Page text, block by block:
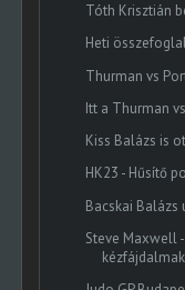
Tóth Krisztián
Heti
Thurman vs
Itt a Thurman
Kiss Balázs is
HK23 - Hűsítő
Bacskai Balázs
Steve Maxwell
kézfájdalmak